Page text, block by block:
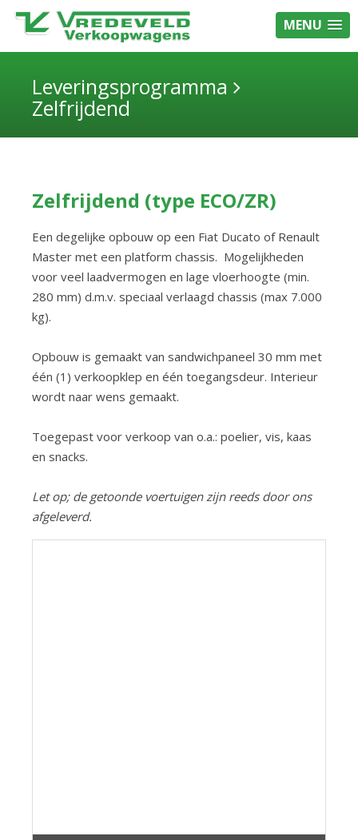
MENU
Leveringsprogramma
Zelfrijdend
Zelfrijdend (type ECO/ZR)
Een degelijke opbouw op een Fiat Ducato of Renault
Master met een platform chassis. Mogelijkheden
voor veel laadvermogen en lage vloerhoogte (min.
280 mm) d.m.v. speciaal verlaagd chassis (max 7.000
kg).
Opbouw is gemaakt van sandwichpaneel 30 mm met
één (1) verkoopklep en één toegangsdeur. Interieur
wordt naar wens gemaakt.
Toegepast voor verkoop van o.a.: poelier, vis, kaas
en snacks.
Let op; de getoonde voertuigen zijn reeds door ons
afgeleverd.